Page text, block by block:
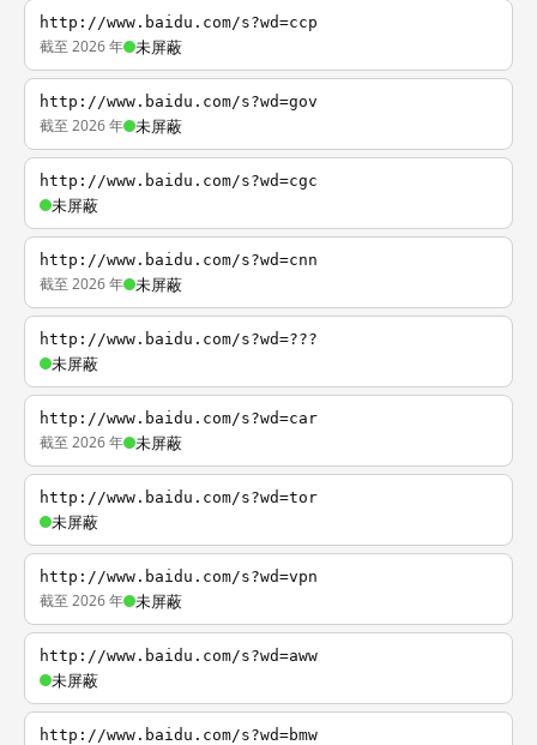
http://www.baidu.com/s?wd=ccp
截至 2026 年 未屏蔽
http://www.baidu.com/s?wd=gov
截至 2026 年 未屏蔽
http://www.baidu.com/s?wd=cgc
未屏蔽
http://www.baidu.com/s?wd=cnn
截至 2026 年 未屏蔽
http://www.baidu.com/s?wd=???
未屏蔽
http://www.baidu.com/s?wd=car
截至 2026 年 未屏蔽
http://www.baidu.com/s?wd=tor
未屏蔽
http://www.baidu.com/s?wd=vpn
截至 2026 年 未屏蔽
http://www.baidu.com/s?wd=aww
未屏蔽
http://www.baidu.com/s?wd=bmw